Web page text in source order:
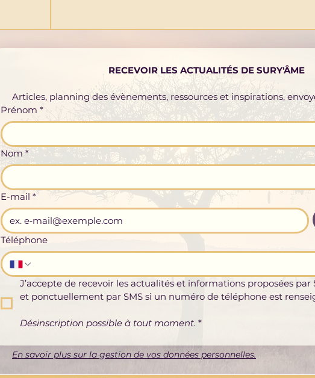
RECEVOIR LES ACTUALITÉS DE SURY'ÂME
Articles, planning des évènements, ressources et inspirations,
Prénom *
Nom *
E-mail *
Téléphone
J’accepte de recevoir les actualités et informations proposées par
et ponctuellement par SMS si un numéro de téléphone est
Désinscription possible à tout moment. *
En savoir plus sur la gestion de vos données personnelles.